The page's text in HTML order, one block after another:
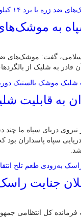
گفت: موشک‌های
به قابلیت
دریای سپاه ما چند
سپاه پاسداران بود
جنایت راسک
کل انتظامی